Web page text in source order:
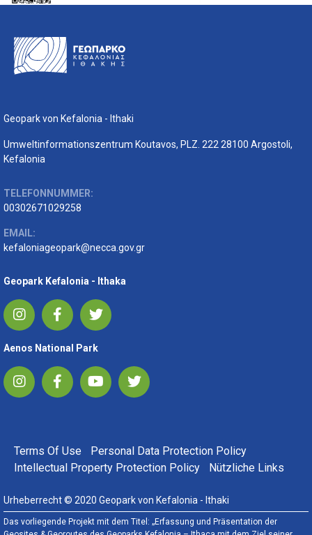
Geopark von Kefalonia - Ithaki
Umweltinformationszentrum Koutavos, PLZ. 222 28100 Argostoli,
Kefalonia
TELEFONNUMMER:
00302671029258
EMAIL:
kefaloniageopark@necca.gov.gr
Geopark Kefalonia - Ithaka
Aenos National Park
FOOTER MENU
Terms Of Use
Personal Data Protection Policy
Intellectual Property Protection Policy
Nützliche Links
Urheberrecht © 2020 Geopark von Kefalonia - Ithaki
Das vorliegende Projekt mit dem Titel: „Erfassung und Präsentation der